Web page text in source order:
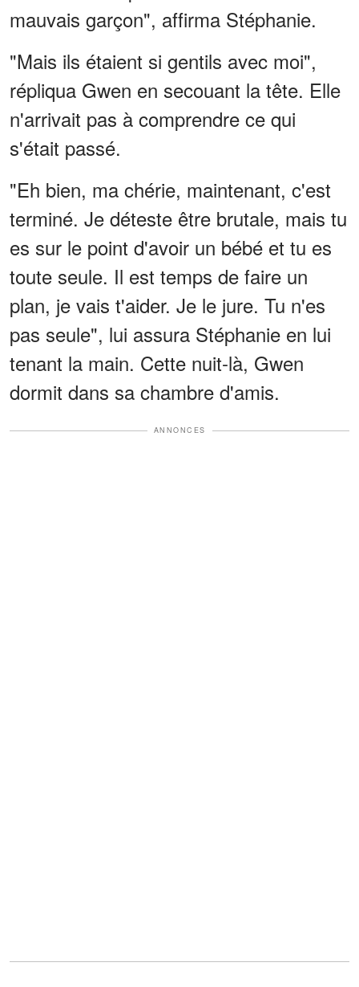
mauvais garçon", affirma Stéphanie.
"Mais ils étaient si gentils avec moi",
répliqua Gwen en secouant la tête. Elle
n'arrivait pas à comprendre ce qui
s'était passé.
"Eh bien, ma chérie, maintenant, c'est
terminé. Je déteste être brutale, mais tu
es sur le point d'avoir un bébé et tu es
toute seule. Il est temps de faire un
plan, je vais t'aider. Je le jure. Tu n'es
pas seule", lui assura Stéphanie en lui
tenant la main. Cette nuit-là, Gwen
dormit dans sa chambre d'amis.
ANNONCES